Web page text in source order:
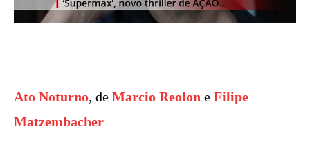
Ato Noturno, de Marcio Reolon e Filipe
Matzembacher